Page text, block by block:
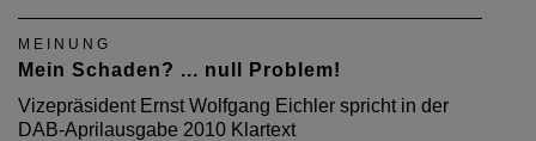
MEINUNG
Mein Schaden? ... null Problem!
Vizepräsident Ernst Wolfgang Eichler spricht in der
DAB-Aprilausgabe 2010 Klartext